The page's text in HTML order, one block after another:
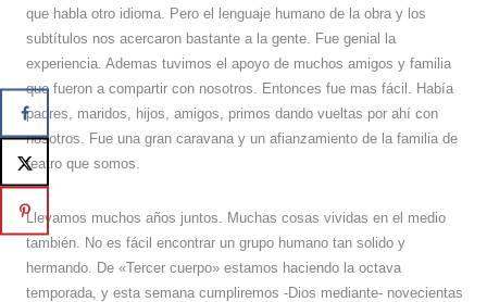
que habla otro idioma. Pero el lenguaje humano de la obra y los
subtítulos nos acercaron bastante a la gente. Fue genial la
experiencia. Ademas tuvimos el apoyo de muchos amigos y familia
que fueron a compartir con nosotros. Entonces fue mas fácil. Había
padres, maridos, hijos, amigos, primos dando vueltas por ahí con
nosotros. Fue una gran caravana y un afianzamiento de la familia de
teatro que somos.
Llevamos muchos años juntos. Muchas cosas vividas en el medio
también. No es fácil encontrar un grupo humano tan solido y
hermando. De «Tercer cuerpo» estamos haciendo la octava
temporada, y esta semana cumpliremos -Dios mediante- novecientas